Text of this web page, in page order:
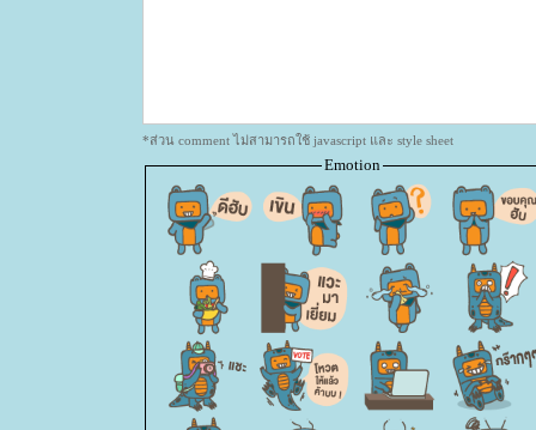
*ส่วน comment ไม่สามารถใช้ javascript และ style sheet
Emotion